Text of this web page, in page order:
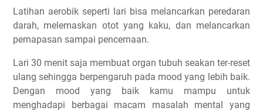
Latihan aerobik seperti lari bisa melancarkan peredaran
darah, melemaskan otot yang kaku, dan melancarkan
pernapasan sampai pencernaan.
Lari 30 menit saja membuat organ tubuh seakan ter-reset
ulang sehingga berpengaruh pada mood yang lebih baik.
Dengan mood yang baik kamu mampu untuk
menghadapi berbagai macam masalah mental yang